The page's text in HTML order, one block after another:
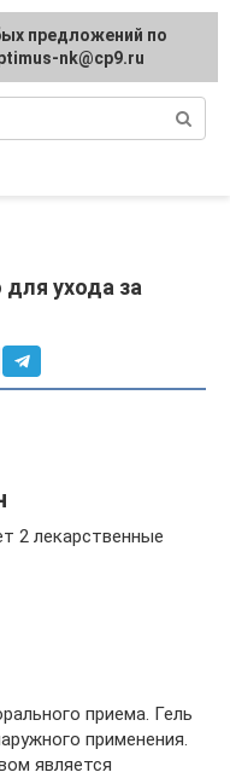
для ухода за
2 лекарственные
приема. Гель
применения.
является
предложений по
nk@cp9.ru